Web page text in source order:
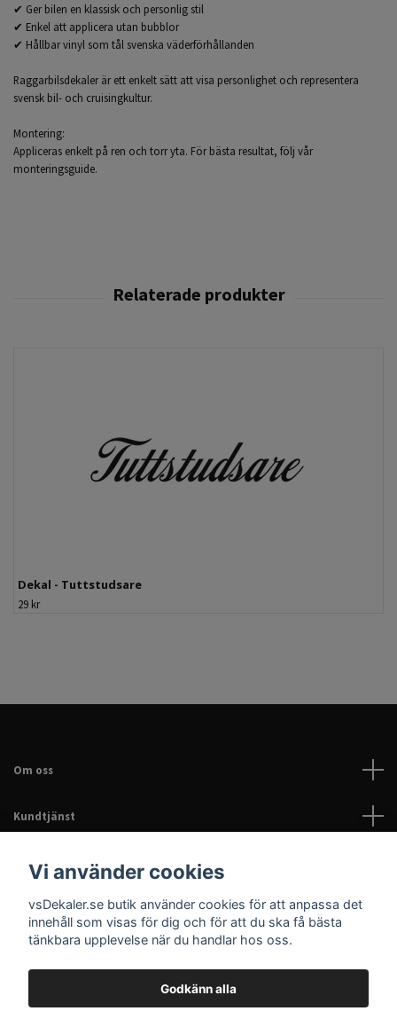
✔ Ger bilen en klassisk och personlig stil
✔ Enkel att applicera utan bubblor
✔ Hållbar vinyl som tål svenska väderförhållanden
Raggarbilsdekaler är ett enkelt sätt att visa personlighet och representera
svensk bil- och cruisingkultur.
Montering:
Appliceras enkelt på ren och torr yta. För bästa resultat, följ vår
monteringsguide.
Dekal - Tuttstudsare
29 kr
Om oss
Kundtjänst
Läs mer
Sociala medier
Vi använder cookies
vsDekaler.se butik använder cookies för att anpassa det
innehåll som visas för dig och för att du ska få bästa
tänkbara upplevelse när du handlar hos oss.
Godkänn alla